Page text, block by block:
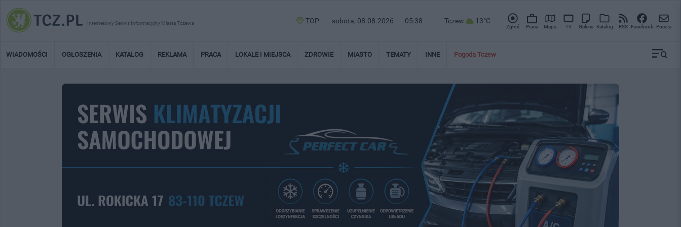
Internetowy Serwis Informacyjny Miasta Tczewa TOP sobota, 08.08.2026 05:38 Tczew 13°C
Zgłoś Praca Mapa TV Galeria Katalog RSS Facebook Poczta
WIADOMOŚCI OGŁOSZENIA KATALOG REKLAMA PRACA LOKALE I MIEJSCA ZDROWIE MIASTO TEMATY INNE Pogoda Tczew